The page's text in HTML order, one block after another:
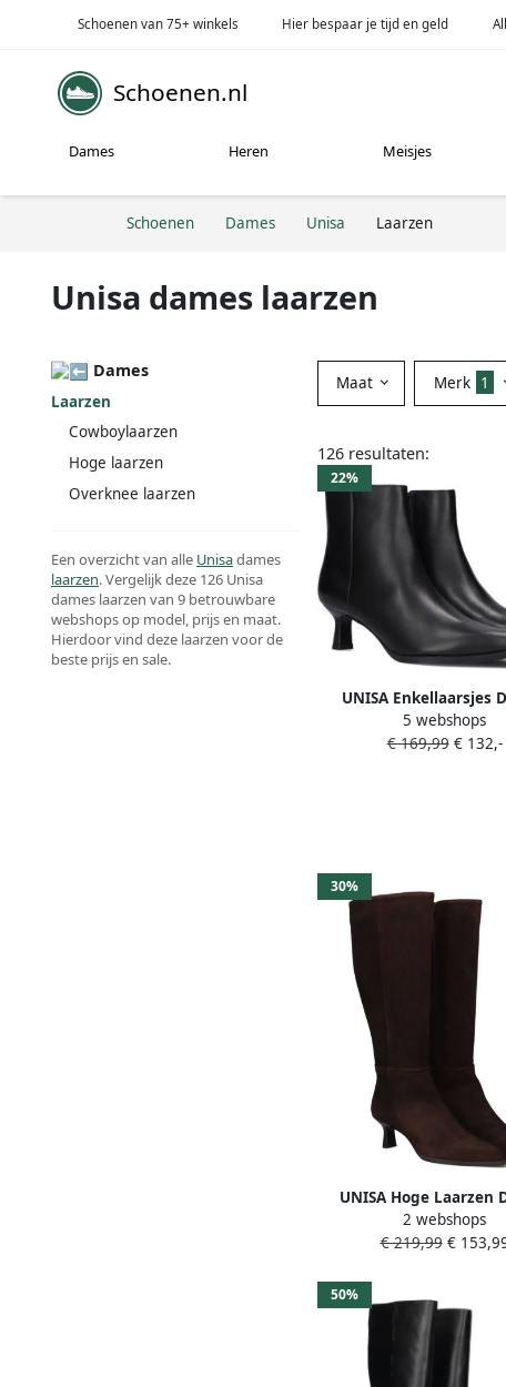
Schoenen van 75+ winkels Hier bespaar je tijd en geld
Schoenen.nl
Dames Heren Meisjes
Schoenen Dames Unisa Laarzen
Unisa dames laarzen
Dames
Laarzen
Cowboylaarzen
Hoge laarzen
Overknee laarzen
Een overzicht van alle Unisadames
laarzen. Vergelijk deze 126 Unisa
dames laarzen van 9 betrouwbare
webshops op model, prijs en maat.
Hierdoor vind deze laarzen voor de
beste prijs en sale.
Maat Merk 1
126 resultaten:
22%
UNISA Enkellaarsjes
Lomas Maat: 39
Kleur: Zwart
5 webshops
€ 169,99€ 132,-
30%
UNISA Hoge Laarzen
Lebras Maat: 40
Kleur: Bruin
2 webshops
€ 219,99€
50%